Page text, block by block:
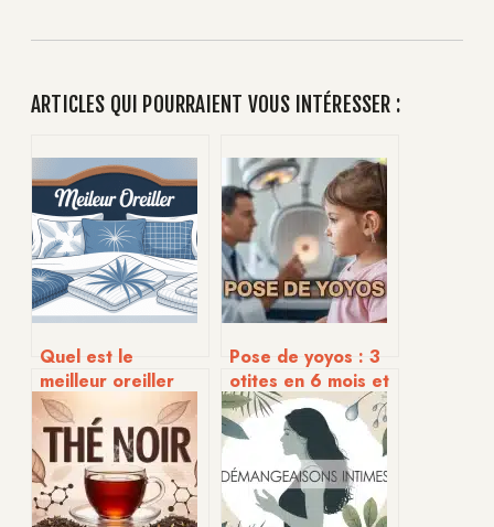
ARTICLES QUI POURRAIENT VOUS INTÉRESSER :
Quel est le
meilleur oreiller
pour bien dormir
en 2026
Pose de yoyos : 3
otites en 6 mois et
les signes qui
imposent
l’intervention